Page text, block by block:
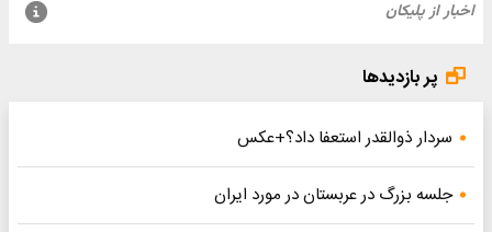
پر بازدیدها
سردار ذوالقدر استعفا داد؟+عکس
جلسه بزرگ در عربستان در مورد ایران